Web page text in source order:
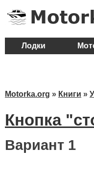
Лодки
Motorka.org » Книги »
Кнопка
Вариант 1